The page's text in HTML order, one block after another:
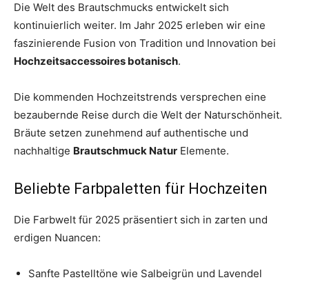
Die Welt des Brautschmucks entwickelt sich
kontinuierlich weiter. Im Jahr 2025 erleben wir eine
faszinierende Fusion von Tradition und Innovation bei
Hochzeitsaccessoires botanisch.
Die kommenden Hochzeitstrends versprechen eine
bezaubernde Reise durch die Welt der Naturschönheit.
Bräute setzen zunehmend auf authentische und
nachhaltige Brautschmuck Natur Elemente.
Beliebte Farbpaletten für Hochzeiten
Die Farbwelt für 2025 präsentiert sich in zarten und
erdigen Nuancen:
Sanfte Pastelltöne wie Salbeigrün und Lavendel